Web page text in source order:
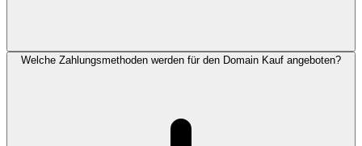
Welche Zahlungsmethoden werden für den Domain Kauf angeboten?